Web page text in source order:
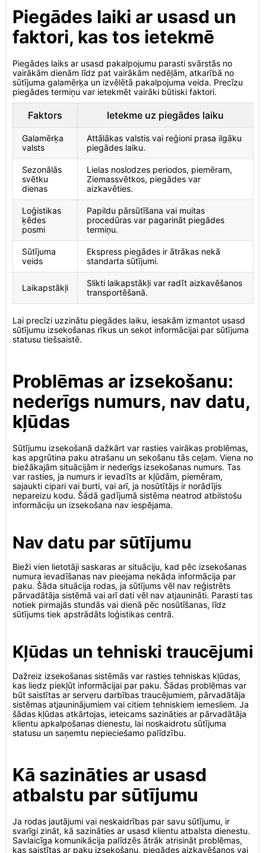
Piegādes laiki ar usasd un
faktori, kas tos ietekmē
Piegādes laiks ar usasd pakalpojumu parasti svārstās no
vairākām dienām līdz pat vairākām nedēļām, atkarībā no
sūtījuma galamērķa un izvēlētā pakalpojuma veida. Precīzu
piegādes termiņu var ietekmēt vairāki būtiski faktori.
Faktors Ietekme uz piegādes laiku
Galamērķa
valsts
Attālākas valstis vai reģioni prasa ilgāku
piegādes laiku.
Sezonālās
svētku
dienas
Lielas noslodzes periodos, piemēram,
Ziemassvētkos, piegādes var
aizkavēties.
Loģistikas
ķēdes
posmi
Papildu pārsūtīšana vai muitas
procedūras var pagarināt piegādes
termiņu.
Sūtījuma
veids
Ekspress piegādes ir ātrākas nekā
standarta sūtījumi.
Laikapstākļi
Slikti laikapstākļi var radīt aizkavēšanos
transportēšanā.
Lai precīzi uzzinātu piegādes laiku, iesakām izmantot usasd
sūtījumu izsekošanas rīkus un sekot informācijai par sūtījuma
statusu tiešsaistē.
Problēmas ar izsekošanu:
nederīgs numurs, nav datu,
kļūdas
Sūtījumu izsekošanā dažkārt var rasties vairākas problēmas,
kas apgrūtina paku atrašanu un sekošanu tās ceļam. Viena no
biežākajām situācijām ir nederīgs izsekošanas numurs. Tas
var rasties, ja numurs ir ievadīts ar kļūdām, piemēram,
sajaukti cipari vai burti, vai arī, ja nosūtītājs ir norādījis
nepareizu kodu. Šādā gadījumā sistēma neatrod atbilstošu
informāciju un izsekošana nav iespējama.
Nav datu par sūtījumu
Bieži vien lietotāji saskaras ar situāciju, kad pēc izsekošanas
numura ievadīšanas nav pieejama nekāda informācija par
paku. Šāda situācija rodas, ja sūtījums vēl nav reģistrēts
pārvadātāja sistēmā vai arī dati vēl nav atjaunināti. Parasti tas
notiek pirmajās stundās vai dienā pēc nosūtīšanas, līdz
sūtījums tiek apstrādāts loģistikas centrā.
Kļūdas un tehniski traucējumi
Dažreiz izsekošanas sistēmās var rasties tehniskas kļūdas,
kas liedz piekļūt informācijai par paku. Šādas problēmas var
būt saistītas ar serveru darbības traucējumiem, pārvadātāja
sistēmas atjauninājumiem vai citiem tehniskiem iemesliem. Ja
šādas kļūdas atkārtojas, ieteicams sazināties ar pārvadātāja
klientu apkalpošanas dienestu, lai noskaidrotu sūtījuma
statusu un saņemtu nepieciešamo palīdzību.
Kā sazināties ar usasd
atbalstu par sūtījumu
Ja rodas jautājumi vai neskaidrības par savu sūtījumu, ir
svarīgi zināt, kā sazināties ar usasd klientu atbalsta dienestu.
Savlaicīga komunikācija palīdzēs ātrāk atrisināt problēmas,
kas saistītas ar paku izsekošanu, piegādes aizkavēšanos vai